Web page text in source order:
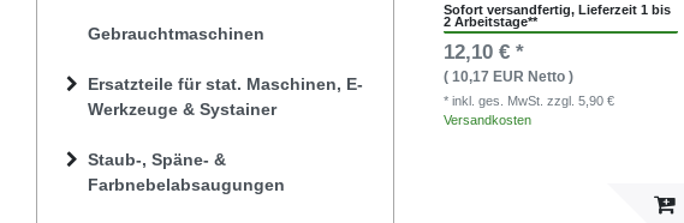
Gebrauchtmaschinen
Ersatzteile für stat. Maschinen, E-
Werkzeuge & Systainer
Staub-, Späne- &
Farbnebelabsaugungen
Sofort versandfertig, Lieferzeit 1 bis
2 Arbeitstage**
12,10 € *
( 10,17 EUR Netto )
* inkl. ges. MwSt.zzgl. 5,90 €
Versandkosten